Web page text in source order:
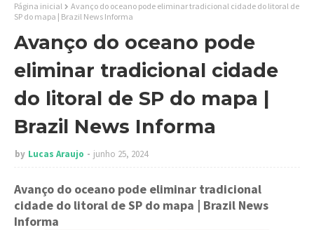
Página inicial
Avanço do oceano pode eliminar tradicional cidade do litoral de
SP do mapa | Brazil News Informa
Avanço do oceano pode
eliminar tradicional cidade
do litoral de SP do mapa |
Brazil News Informa
by Lucas Araujo junho 25, 2024
Avanço do oceano pode eliminar tradicional
cidade do litoral de SP do mapa | Brazil News
Informa